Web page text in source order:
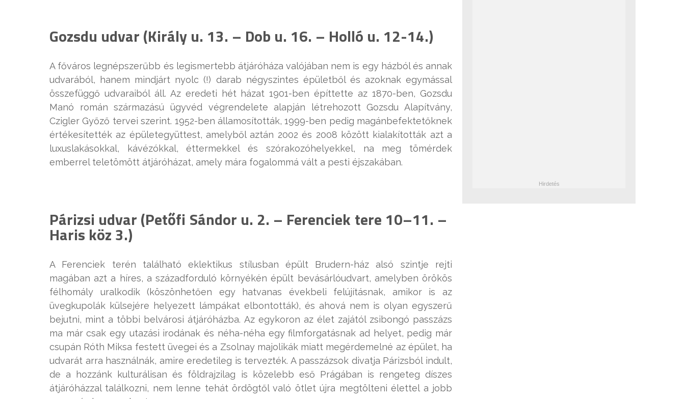
Gozsdu udvar (Király u. 13. – Dob u. 16. – Holló u. 12-14.)
A főváros legnépszerűbb és legismertebb átjáróháza valójában nem is egy házból és annak
udvarából, hanem mindjárt nyolc (!) darab négyszintes épületből és azoknak egymással
összefüggő udvaraiból áll. Az eredeti hét házat 1901-ben építtette az 1870-ben, Gozsdu
Manó román származású ügyvéd végrendelete alapján létrehozott Gozsdu Alapítvány,
Czigler Győző tervei szerint. 1952-ben államosították, 1999-ben pedig magánbefektetőknek
értékesítették az épületegyüttest, amelyből aztán 2002 és 2008 között kialakították azt a
luxuslakásokkal, kávézókkal, éttermekkel és szórakozóhelyekkel, na meg tömérdek
emberrel teletömött átjáróházat, amely mára fogalommá vált a pesti éjszakában.
Párizsi udvar (Petőfi Sándor u. 2. – Ferenciek tere 10–11. –
Haris köz 3.)
A Ferenciek terén található eklektikus stílusban épült Brudern-ház alsó szintje rejti
magában azt a híres, a századforduló környékén épült bevásárlóudvart, amelyben örökös
félhomály uralkodik (köszönhetően egy hatvanas évekbeli felújításnak, amikor is az
üvegkupolák külsejére helyezett lámpákat elbontották), és ahová nem is olyan egyszerű
bejutni, mint a többi belvárosi átjáróházba. Az egykoron az élet zajától zsibongó passzázs
ma már csak egy utazási irodának és néha-néha egy filmforgatásnak ad helyet, pedig már
csupán Róth Miksa festett üvegei és a Zsolnay majolikák miatt megérdemelné az épület, ha
udvarát arra használnák, amire eredetileg is tervezték. A passzázsok divatja Párizsból indult,
de a hozzánk kulturálisan és földrajzilag is közelebb eső Prágában is rengeteg díszes
átjáróházzal találkozni, nem lenne tehát ördögtől való ötlet újra megtölteni élettel a jobb